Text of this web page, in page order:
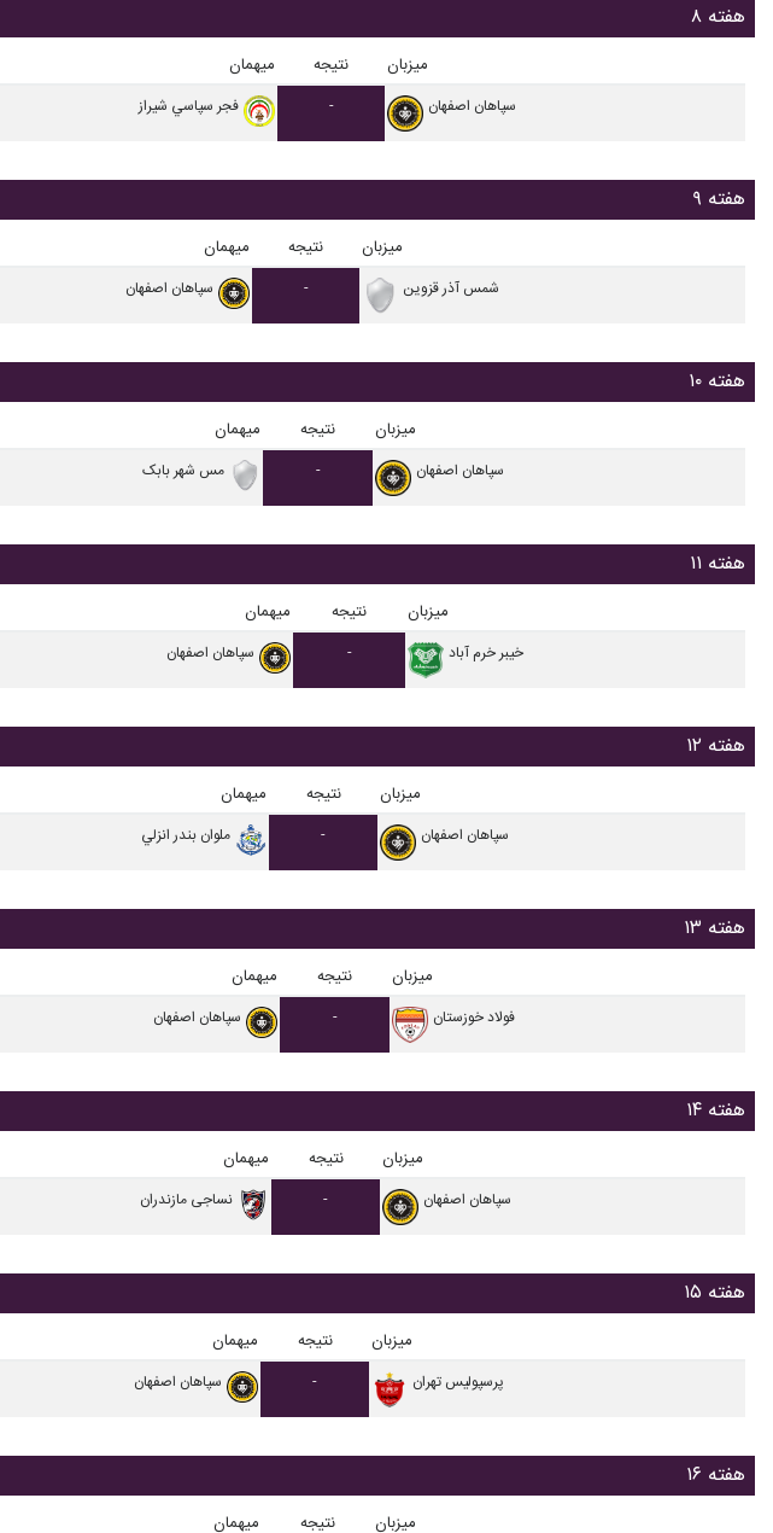
هفته ۸
میزبان نتیجه میهمان
سپاهان اصفهان - فجر سپاسي شیراز
هفته ۹
میزبان نتیجه میهمان
شمس آذر قزوین - سپاهان اصفهان
هفته ۱۰
میزبان نتیجه میهمان
سپاهان اصفهان - مس شهر بابک
هفته ۱۱
میزبان نتیجه میهمان
خيبر خرم آباد - سپاهان اصفهان
هفته ۱۲
میزبان نتیجه میهمان
سپاهان اصفهان - ملوان بندر انزلي
هفته ۱۳
میزبان نتیجه میهمان
فولاد خوزستان - سپاهان اصفهان
هفته ۱۴
میزبان نتیجه میهمان
سپاهان اصفهان - نساجی مازندران
هفته ۱۵
میزبان نتیجه میهمان
پرسپولیس تهران - سپاهان اصفهان
هفته ۱۶
میزبان نتیجه میهمان